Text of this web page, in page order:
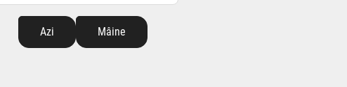
Azi Mâine